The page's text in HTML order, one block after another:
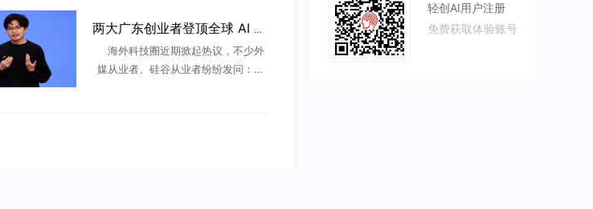
轻创AI用户注册
免费获取体验账号
两大广东创业者登顶全球 AI 赛道：两种创业路径，撑起国产大模型半边天
海外科技圈近期掀起热议，不少外
媒从业者、硅谷从业者纷纷发问：如